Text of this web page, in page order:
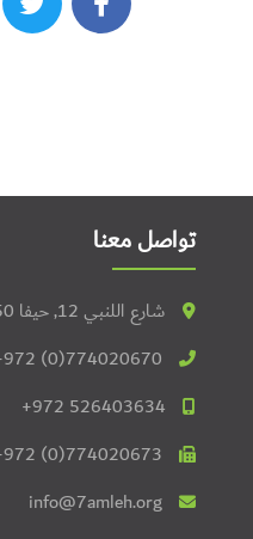
تواصل معنا
شارع اللنبي 12, حيفا 3309250
(0)774020670
+972 526403634
(0)774020673
info@7amleh.org